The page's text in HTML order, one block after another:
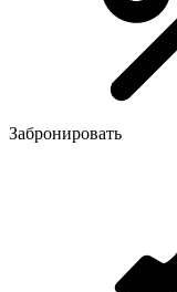
Забронировать